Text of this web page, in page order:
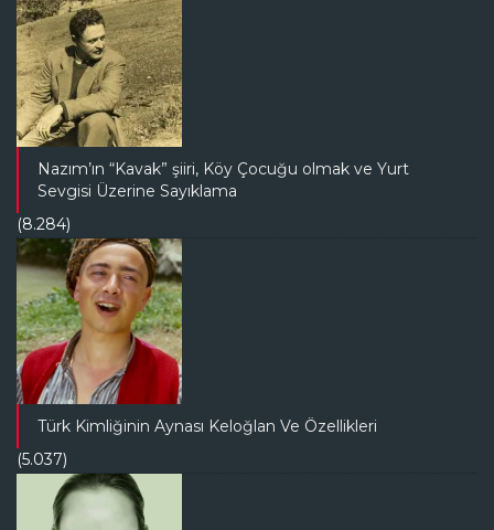
Nazım’ın “Kavak” şiiri, Köy Çocuğu olmak ve Yurt
Sevgisi Üzerine Sayıklama
(8.284)
Türk Kimliğinin Aynası Keloğlan Ve Özellikleri
(5.037)